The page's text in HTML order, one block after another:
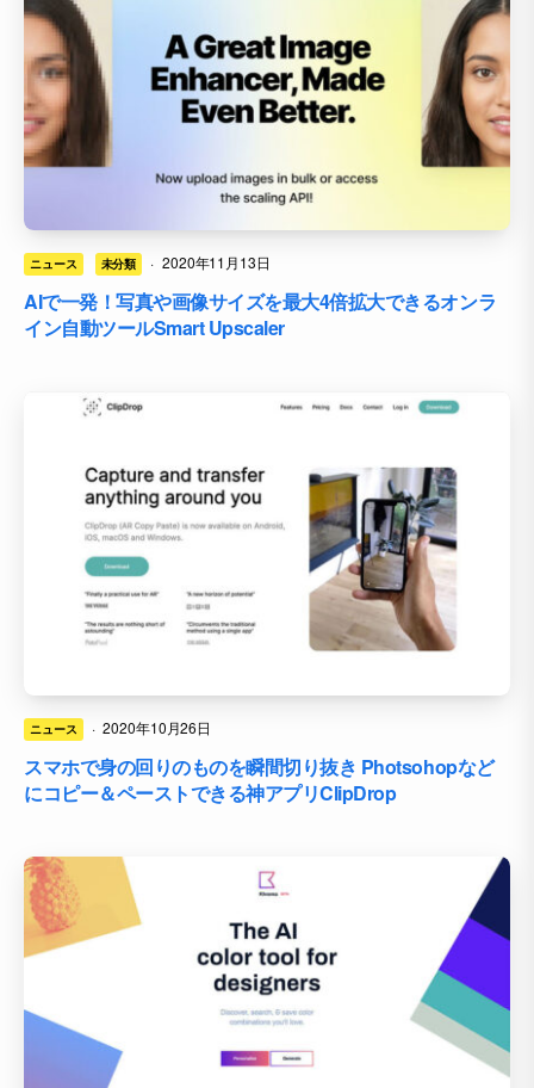
ニュース 未分類 · 2020年11月13日
AIで一発！写真や画像サイズを最大4倍拡大できるオンラ
イン自動ツールSmart Upscaler
ニュース · 2020年10月26日
スマホで身の回りのものを瞬間切り抜き Photsohopなど
にコピー＆ペーストできる神アプリClipDrop